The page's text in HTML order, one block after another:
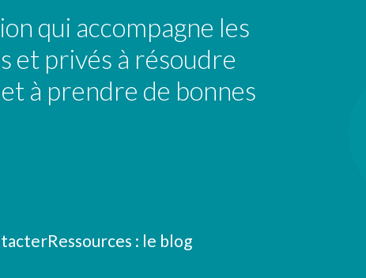
qui accompagne les
et privés à résoudre
à prendre de bonnes
Ressources : le blog